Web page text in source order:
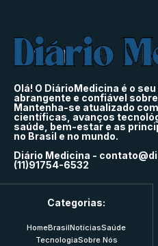
Olá! O DiárioMedicina é o
abrangente e confiável
Mantenha-se atualizado
científicas, avanços
saúde, bem-estar e as
no Brasil e no mundo.
Diário Medicina -
(11)91754-6532
Categorias:
HomeBrasilNotíciasSaúde
TecnologiaSobre Nós